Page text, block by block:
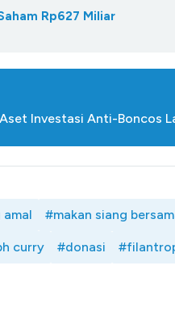
Rp627 Miliar
Investasi Anti-Boncos
#makan siang
curry #donasi